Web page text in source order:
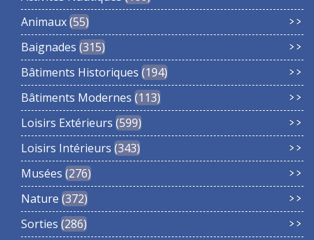
Animaux 55
Baignades 315
Bâtiments Historiques 194
Bâtiments Modernes 113
Loisirs Extérieurs 599
Loisirs Intérieurs 343
Musées 276
Nature 372
Sorties 286